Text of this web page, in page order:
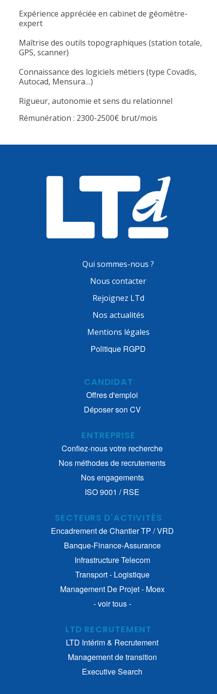
Expérience appréciée en cabinet de géomètre-
expert
Maîtrise des outils topographiques (station totale,
GPS, scanner)
Connaissance des logiciels métiers (type Covadis,
Autocad, Mensura…)
Rigueur, autonomie et sens du relationnel
Rémunération : 2300-2500€ brut/mois
Qui sommes-nous ?
Nous contacter
Rejoignez LTd
Nos actualités
Mentions légales
Politique RGPD
CANDIDAT
Offres d'emploi
Déposer son CV
ENTREPRISE
Confiez-nous votre recherche
Nos méthodes de recrutements
Nos engagements
ISO 9001 / RSE
SECTEURS D'ACTIVITÉS
Encadrement de Chantier TP / VRD
Banque-Finance-Assurance
Infrastructure Telecom
Transport - Logistique
Management De Projet - Moex
- voir tous -
LTD RECRUTEMENT
LTD Intérim & Recrutement
Management de transition
Executive Search